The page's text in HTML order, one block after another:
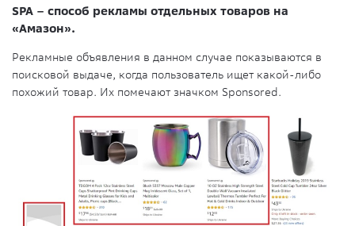
SPA – способ рекламы отдельных товаров на
«Амазон».
Рекламные объявления в данном случае показываются в
поисковой выдаче, когда пользователь ищет какой-либо
похожий товар. Их помечают значком Sponsored.